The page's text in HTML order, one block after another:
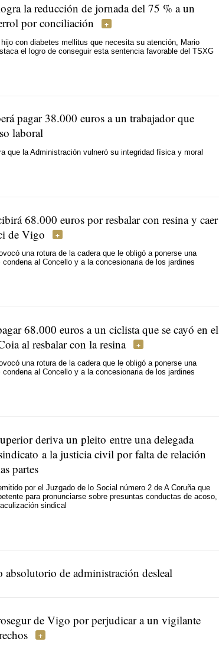
la reducción de jornada del 75 % a un
por conciliación
con diabetes mellitus que necesita su atención, Mario
el logro de conseguir esta sentencia favorable del TSXG
pagar 38.000 euros a un trabajador que
laboral
que la Administración vulneró su integridad física y moral
68.000 euros por resbalar con resina y caer
de Vigo
una rotura de la cadera que le obligó a ponerse una
al Concello y a la concesionaria de los jardines
68.000 euros a un ciclista que se cayó en el
al resbalar con la resina
una rotura de la cadera que le obligó a ponerse una
al Concello y a la concesionaria de los jardines
deriva un pleito entre una delegada
a la justicia civil por falta de relación
partes
por el Juzgado de lo Social número 2 de A Coruña que
para pronunciarse sobre presuntas conductas de acoso,
sindical
de administración desleal
de Vigo por perjudicar a un vigilante